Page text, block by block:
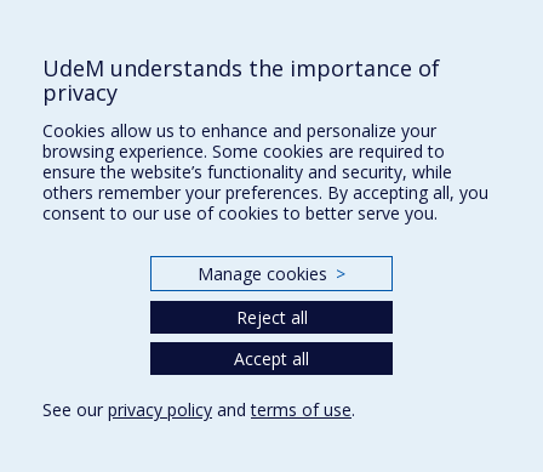
Who does what?
Find us
Site map
Accessibility
UdeM understands the importance of
privacy
Cookies allow us to enhance and personalize your
browsing experience. Some cookies are required to
ensure the website’s functionality and security, while
others remember your preferences. By accepting all, you
consent to our use of cookies to better serve you.
Manage cookies >
Reject all
Accept all
See our privacy policy andterms of use.